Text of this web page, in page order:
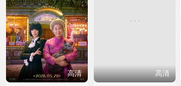
高清 高清